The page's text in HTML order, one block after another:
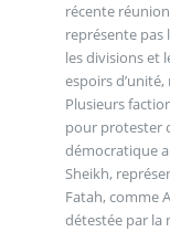
récente
représente pas
les divisions et
espoirs
Plusieurs
pour protester
démocratique
Sheikh,
Fatah, comme
détestée par la